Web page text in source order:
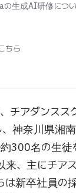
の生成AI研修につ
ちら
チアダンスス
、神奈川県湘
300名の生徒
、主にチア
新卒社員の